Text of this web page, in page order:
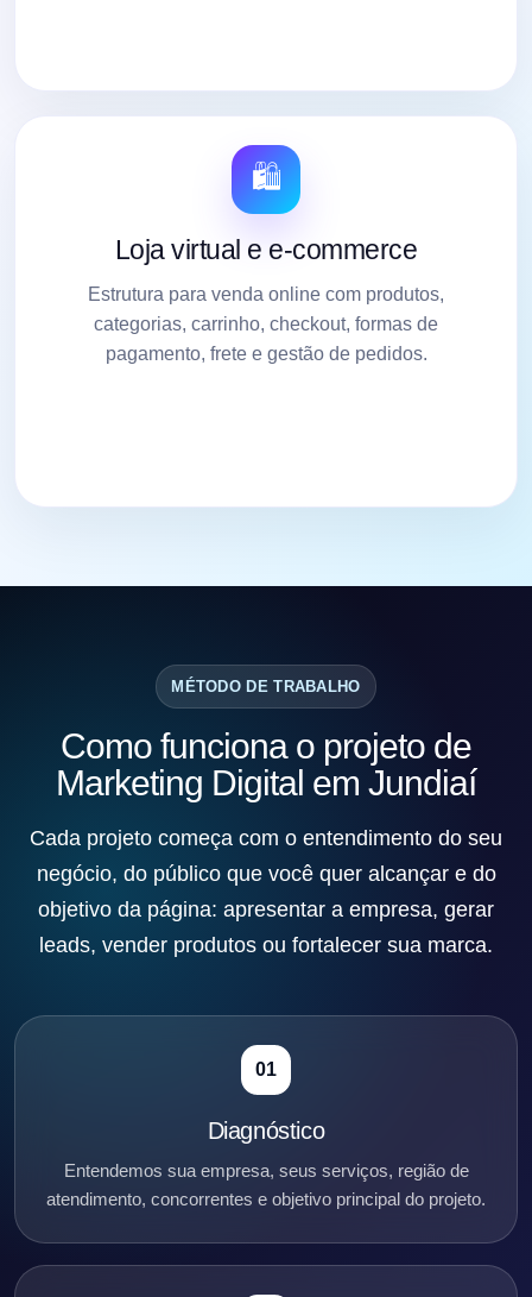
🛍️
Loja virtual e e-commerce
Estrutura para venda online com produtos,
categorias, carrinho, checkout, formas de
pagamento, frete e gestão de pedidos.
MÉTODO DE TRABALHO
Como funciona o projeto de
Marketing Digital em Jundiaí
Cada projeto começa com o entendimento do seu
negócio, do público que você quer alcançar e do
objetivo da página: apresentar a empresa, gerar
leads, vender produtos ou fortalecer sua marca.
01
Diagnóstico
Entendemos sua empresa, seus serviços, região de
atendimento, concorrentes e objetivo principal do projeto.